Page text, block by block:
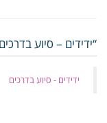
“ידידים – סיוע
‏ידידים - סיוע בדרכים